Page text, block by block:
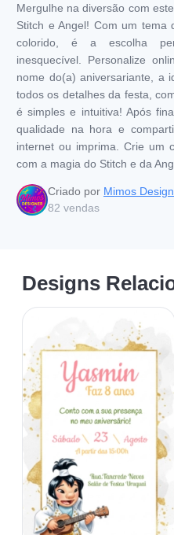
Mergulhe na diversão com
Stitch e Angel! Com um
colorido, é a escolha
inesquecível. Personalize
nome do(a) aniversariante, a
todos os detalhes da festa,
é simples e intuitiva! Após
qualidade na hora e
internet ou imprima. Crie um
com a magia do Stitch e da
Criado por Mimos
82 vendas
Designs